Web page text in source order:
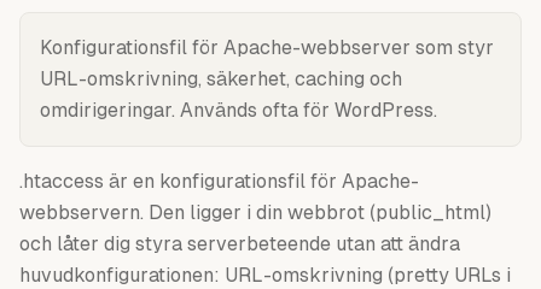
Konfigurationsfil för Apache-webbserver som styr
URL-omskrivning, säkerhet, caching och
omdirigeringar. Används ofta för WordPress.
.htaccess är en konfigurationsfil för Apache-
webbservern. Den ligger i din webbrot (public_html)
och låter dig styra serverbeteende utan att ändra
huvudkonfigurationen: URL-omskrivning (pretty URLs i